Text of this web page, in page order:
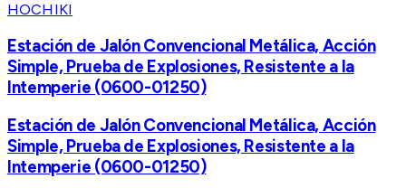
HOCHIKI
Estación de Jalón Convencional Metálica, Acción
Simple, Prueba de Explosiones, Resistente a la
Intemperie (0600-01250)
Estación de Jalón Convencional Metálica, Acción
Simple, Prueba de Explosiones, Resistente a la
Intemperie (0600-01250)